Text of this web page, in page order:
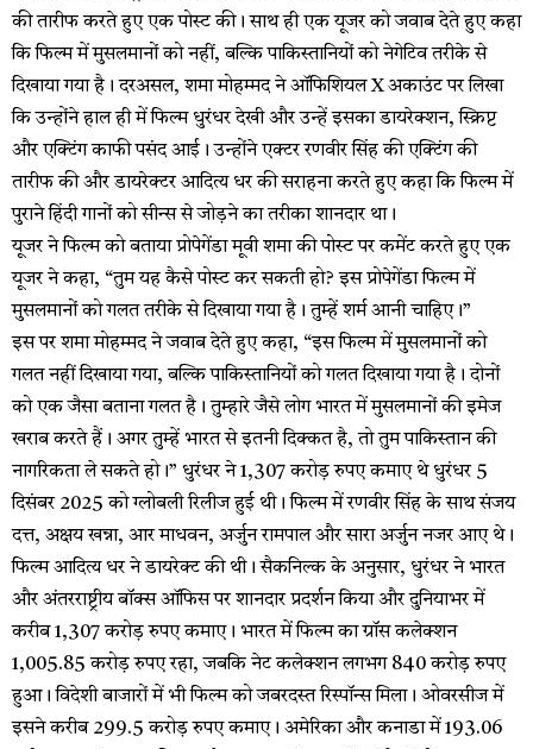
की तारीफ करते हुए एक पोस्ट की। साथ ही एक यूजर को जवाब देते हुए कहा
कि फिल्म में मुसलमानों को नहीं, बल्कि पाकिस्तानियों को नेगेटिव तरीके से
दिखाया गया है। दरअसल, शमा मोहम्मद ने ऑफिशियल X अकाउंट पर लिखा
कि उन्होंने हाल ही में फिल्म धुरंधर देखी और उन्हें इसका डायरेक्शन, स्क्रिप्ट
और एक्टिंग काफी पसंद आई। उन्होंने एक्टर रणवीर सिंह की एक्टिंग की
तारीफ की और डायरेक्टर आदित्य धर की सराहना करते हुए कहा कि फिल्म में
पुराने हिंदी गानों को सीन्स से जोड़ने का तरीका शानदार था।
यूजर ने फिल्म को बताया प्रोपेगेंडा मूवी शमा की पोस्ट पर कमेंट करते हुए एक
यूजर ने कहा, “तुम यह कैसे पोस्ट कर सकती हो? इस प्रोपेगेंडा फिल्म में
मुसलमानों को गलत तरीके से दिखाया गया है। तुम्हें शर्म आनी चाहिए।”
इस पर शमा मोहम्मद ने जवाब देते हुए कहा, “इस फिल्म में मुसलमानों को
गलत नहीं दिखाया गया, बल्कि पाकिस्तानियों को गलत दिखाया गया है। दोनों
को एक जैसा बताना गलत है। तुम्हारे जैसे लोग भारत में मुसलमानों की इमेज
खराब करते हैं। अगर तुम्हें भारत से इतनी दिक्कत है, तो तुम पाकिस्तान की
नागरिकता ले सकते हो।” धुरंधर ने 1,307 करोड़ रुपए कमाए थे धुरंधर 5
दिसंबर 2025 को ग्लोबली रिलीज हुई थी। फिल्म में रणवीर सिंह के साथ संजय
दत्त, अक्षय खन्ना, आर माधवन, अर्जुन रामपाल और सारा अर्जुन नजर आए थे।
फिल्म आदित्य धर ने डायरेक्ट की थी। सैकनिल्क के अनुसार, धुरंधर ने भारत
और अंतरराष्ट्रीय बॉक्स ऑफिस पर शानदार प्रदर्शन किया और दुनियाभर में
करीब 1,307 करोड़ रुपए कमाए। भारत में फिल्म का ग्रॉस कलेक्शन
1,005.85 करोड़ रुपए रहा, जबकि नेट कलेक्शन लगभग 840 करोड़ रुपए
हुआ। विदेशी बाजारों में भी फिल्म को जबरदस्त रिस्पॉन्स मिला। ओवरसीज में
इसने करीब 299.5 करोड़ रुपए कमाए। अमेरिका और कनाडा में 193.06